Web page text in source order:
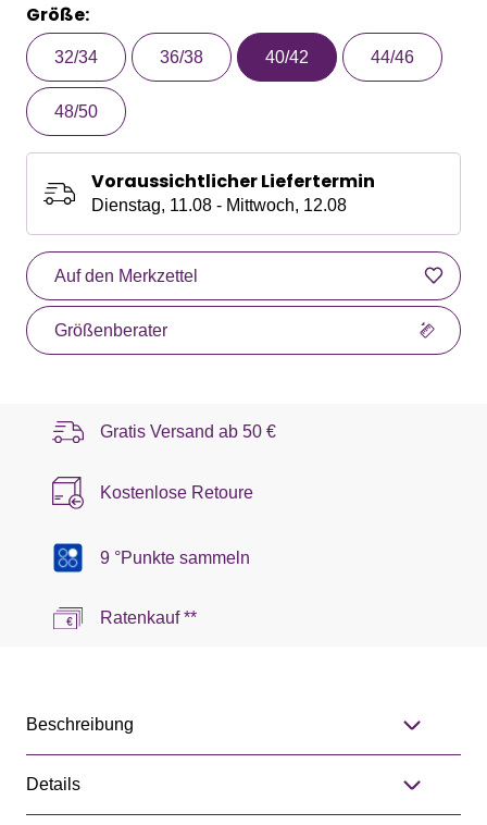
Größe:
32/34 36/38 40/42 44/46
48/50
Voraussichtlicher Liefertermin
Dienstag, 11.08 - Mittwoch, 12.08
Auf den Merkzettel
Größenberater
Gratis Versand ab 50 €
Kostenlose Retoure
9 °Punkte sammeln
Ratenkauf **
Beschreibung
Details